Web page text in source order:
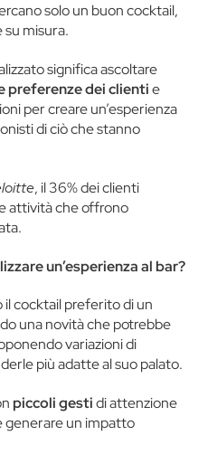
solo un buon cocktail,
su misura.
significa ascoltare
preferenze dei clientie
per creare un’esperienza
di ciò che stanno
, il 36% dei clienti
attività che offrono
un’esperienza al bar?
il cocktail preferito di un
una novità che potrebbe
variazioni di
più adatte al suo palato.
piccoli gestidi attenzione
generare un impatto